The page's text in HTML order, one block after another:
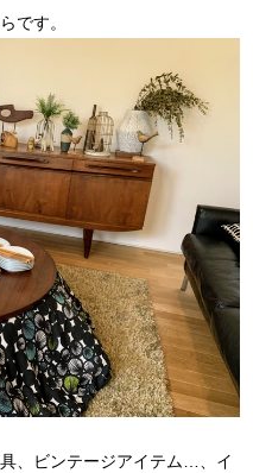
です。
、ビンテージアイテム…、イ